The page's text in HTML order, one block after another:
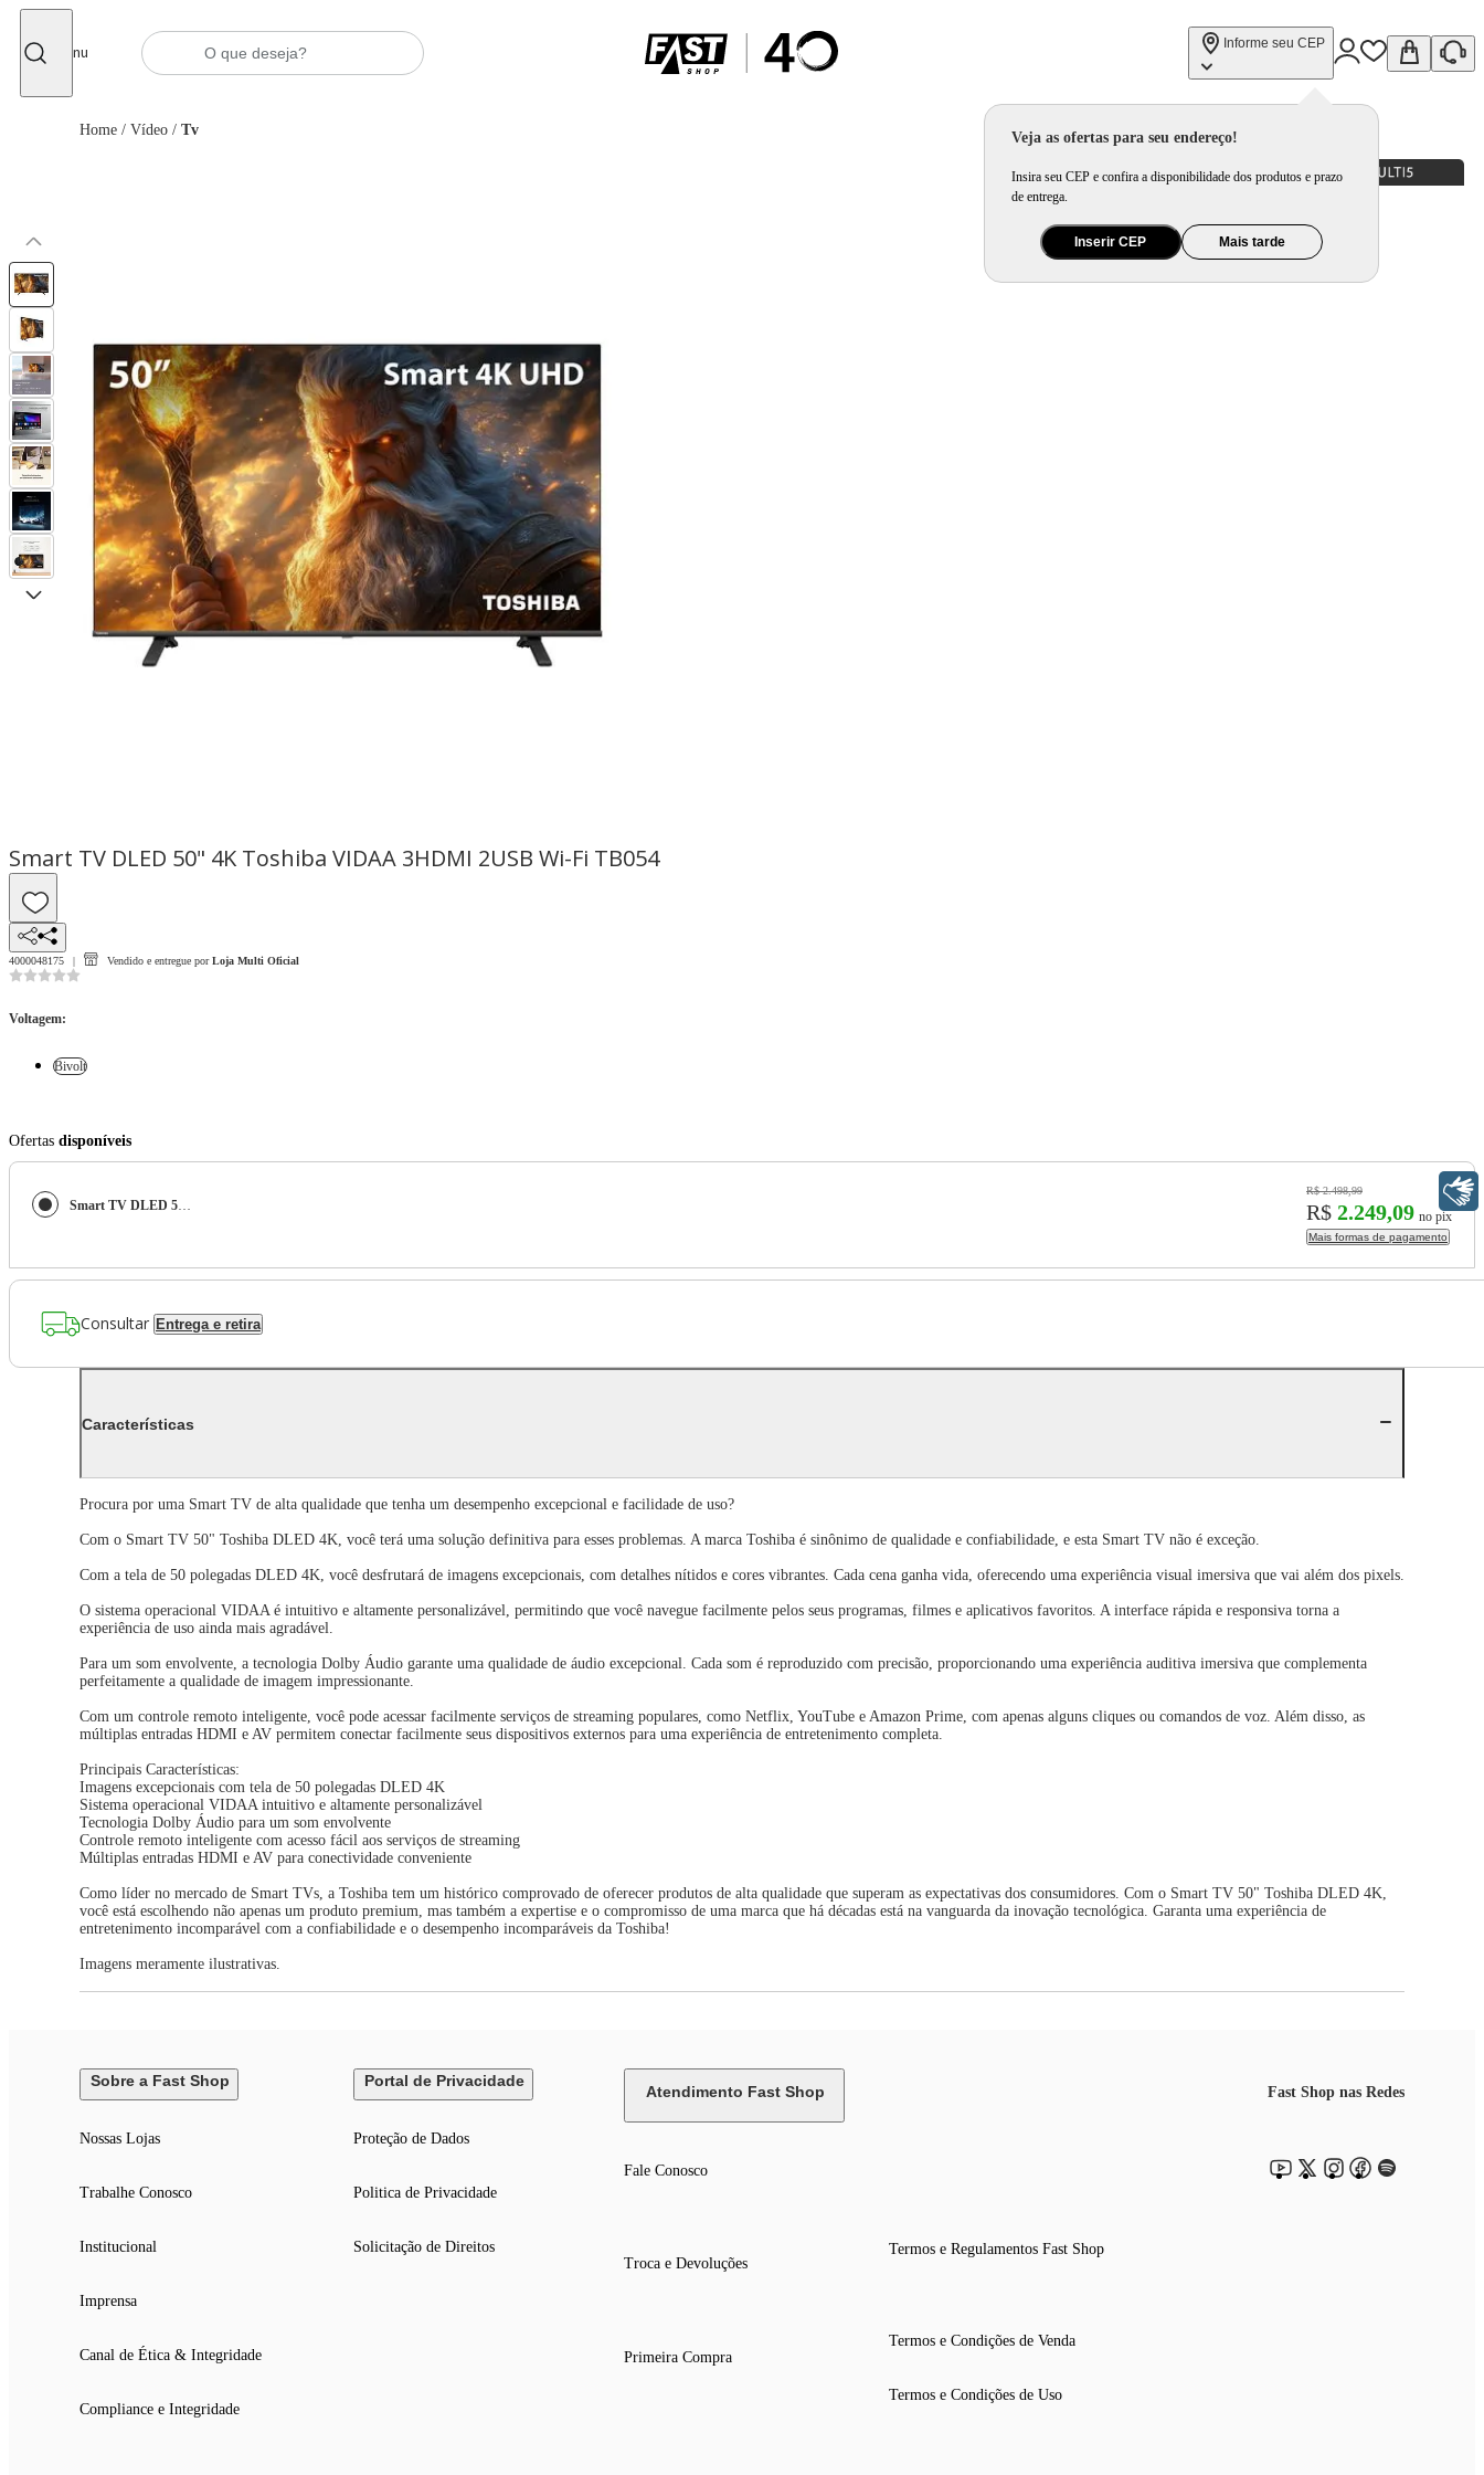
Menu
Informe seu CEP
Veja as ofertas para seu endereço!
Insira seu CEP e confira a disponibilidade dos produtos e prazo
de entrega.
Inserir CEP Mais tarde
Home / Vídeo / Tv
Smart TV DLED 50" 4K Toshiba VIDAA 3HDMI 2USB Wi-Fi TB054
4000048175 Vendido e entregue por Loja Multi Oficial
Voltagem:
Bivolt
Ofertas disponíveis
Smart TV DLED 50" 4K Toshiba VIDAA 3HDMI 2USB Wi-Fi TB054
R$ 2.498,99
R$ 2.249,09 no pix
Mais formas de pagamento
Consultar Entrega e retira
Características
Procura por uma Smart TV de alta qualidade que tenha um desempenho excepcional e facilidade de uso?
Com o Smart TV 50" Toshiba DLED 4K, você terá uma solução definitiva para esses problemas. A marca Toshiba é sinônimo de qualidade e confiabilidade, e esta Smart TV não é exceção.
Com a tela de 50 polegadas DLED 4K, você desfrutará de imagens excepcionais, com detalhes nítidos e cores vibrantes. Cada cena ganha vida, oferecendo uma experiência visual imersiva que vai além dos pixels.
O sistema operacional VIDAA é intuitivo e altamente personalizável, permitindo que você navegue facilmente pelos seus programas, filmes e aplicativos favoritos. A interface rápida e responsiva torna a
experiência de uso ainda mais agradável.
Para um som envolvente, a tecnologia Dolby Áudio garante uma qualidade de áudio excepcional. Cada som é reproduzido com precisão, proporcionando uma experiência auditiva imersiva que complementa
perfeitamente a qualidade de imagem impressionante.
Com um controle remoto inteligente, você pode acessar facilmente serviços de streaming populares, como Netflix, YouTube e Amazon Prime, com apenas alguns cliques ou comandos de voz. Além disso, as
múltiplas entradas HDMI e AV permitem conectar facilmente seus dispositivos externos para uma experiência de entretenimento completa.
Principais Características:
Imagens excepcionais com tela de 50 polegadas DLED 4K
Sistema operacional VIDAA intuitivo e altamente personalizável
Tecnologia Dolby Áudio para um som envolvente
Controle remoto inteligente com acesso fácil aos serviços de streaming
Múltiplas entradas HDMI e AV para conectividade conveniente
Como líder no mercado de Smart TVs, a Toshiba tem um histórico comprovado de oferecer produtos de alta qualidade que superam as expectativas dos consumidores. Com o Smart TV 50" Toshiba DLED 4K,
você está escolhendo não apenas um produto premium, mas também a expertise e o compromisso de uma marca que há décadas está na vanguarda da inovação tecnológica. Garanta uma experiência de
entretenimento incomparável com a confiabilidade e o desempenho incomparáveis da Toshiba!
Imagens meramente ilustrativas.
Sobre a Fast Shop
Nossas Lojas
Trabalhe Conosco
Institucional
Imprensa
Canal de Ética & Integridade
Compliance e Integridade
Portal de Privacidade
Proteção de Dados
Politica de Privacidade
Solicitação de Direitos
Atendimento Fast Shop
Fale Conosco
Troca e Devoluções
Primeira Compra
Termos e Regulamentos Fast Shop
Termos e Condições de Venda
Termos e Condições de Uso
Fast Shop nas Redes